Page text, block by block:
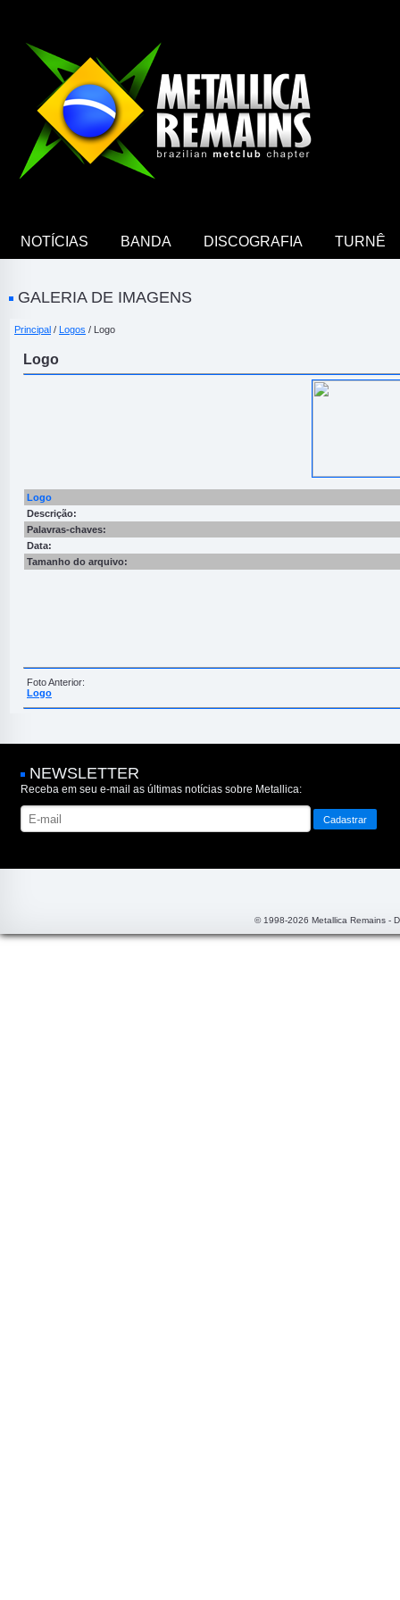
NOTÍCIAS BANDA DISCOGRAFIA TURNÊ
GALERIA DE IMAGENS
Principal / Logos / Logo
Logo
Logo
Descrição:
Palavras-chaves:
Data:
Tamanho do arquivo:
Foto Anterior:
Logo
NEWSLETTER
Receba em seu e-mail as últimas notícias sobre Metallica:
© 1998-2026 Metallica Remains -